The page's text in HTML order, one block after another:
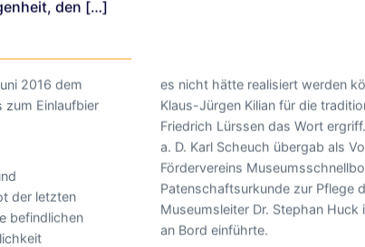
den […]
2016 dem
zum Einlaufbier
der letzten
befindlichen
es nicht hätte realisiert werden
Klaus-Jürgen Kilian für die
Friedrich Lürssen das Wort
a. D. Karl Scheuch übergab als
Fördervereins
Patenschaftsurkunde zur Pflege
Museumsleiter Dr. Stephan Huck
an Bord einführte.